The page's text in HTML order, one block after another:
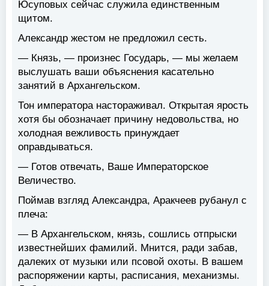
Юсуповых сейчас служила единственным
щитом.
Александр жестом не предложил сесть.
— Князь, — произнес Государь, — мы желаем
выслушать ваши объяснения касательно
занятий в Архангельском.
Тон императора настораживал. Открытая ярость
хотя бы обозначает причину недовольства, но
холодная вежливость принуждает
оправдываться.
— Готов отвечать, Ваше Императорское
Величество.
Поймав взгляд Александра, Аракчеев рубанул с
плеча:
— В Архангельском, князь, сошлись отпрыски
известнейших фамилий. Мнится, ради забав,
далеких от музыки или псовой охоты. В вашем
распоряжении карты, расписания, механизмы.